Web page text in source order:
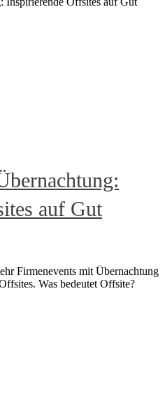
auf Gut
Firmenevents mit Übernachtung
Was bedeutet Offsite?